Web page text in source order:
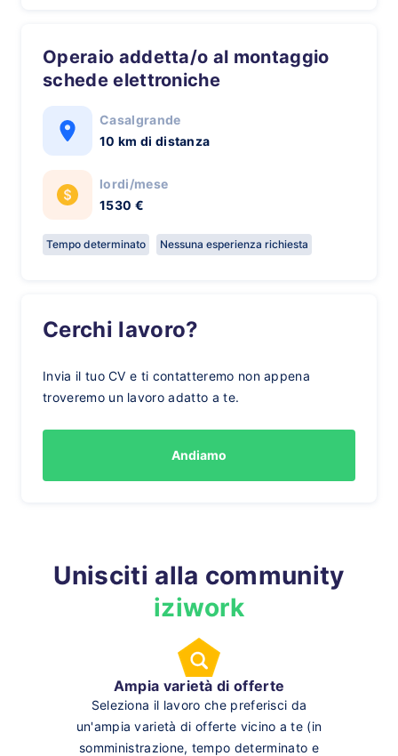
Operaio addetta/o al montaggio
schede elettroniche
Casalgrande
10 km di distanza
lordi/mese
1530 €
Tempo determinato Nessuna esperienza richiesta
Cerchi lavoro?
Invia il tuo CV e ti contatteremo non appena
troveremo un lavoro adatto a te.
Andiamo
Unisciti alla community
iziwork
Ampia varietà di offerte
Seleziona il lavoro che preferisci da
un'ampia varietà di offerte vicino a te (in
somministrazione, tempo determinato e